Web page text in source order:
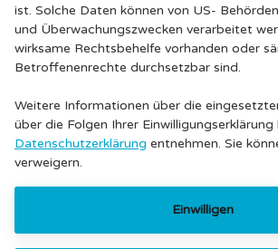
ist. Solche Daten können von US-
und Überwachungszwecken verarbeitet
wirksame Rechtsbehelfe vorhanden oder
Betroffenenrechte durchsetzbar sind.
Weitere Informationen über die
über die Folgen Ihrer Einwilligungserklärung
Datenschutzerklärung entnehmen. Sie
verweigern.
Einwilligen